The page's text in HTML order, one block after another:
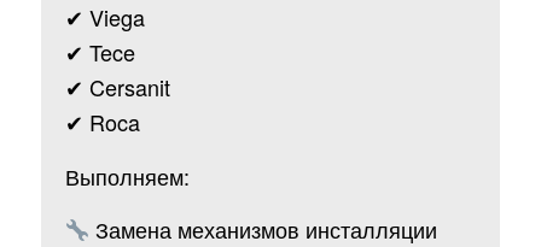
✔ Viega
✔ Tece
✔ Cersanit
✔ Roca
Выполняем:
Замена механизмов инсталляции